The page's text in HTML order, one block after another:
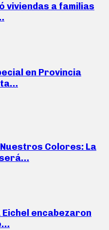
viviendas a familias
en Provincia
Colores: La
Eichel encabezaron